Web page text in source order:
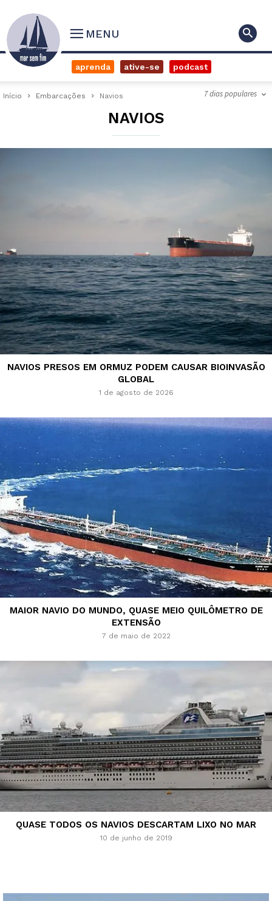
MENU
aprenda ative-se podcast
Início Embarcações Navios 7 dias populares
NAVIOS
NAVIOS PRESOS EM ORMUZ PODEM CAUSAR BIOINVASÃO
GLOBAL
1 de agosto de 2026
MAIOR NAVIO DO MUNDO, QUASE MEIO QUILÔMETRO DE
EXTENSÃO
7 de maio de 2022
QUASE TODOS OS NAVIOS DESCARTAM LIXO NO MAR
10 de junho de 2019